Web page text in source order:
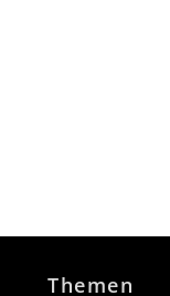
Themen